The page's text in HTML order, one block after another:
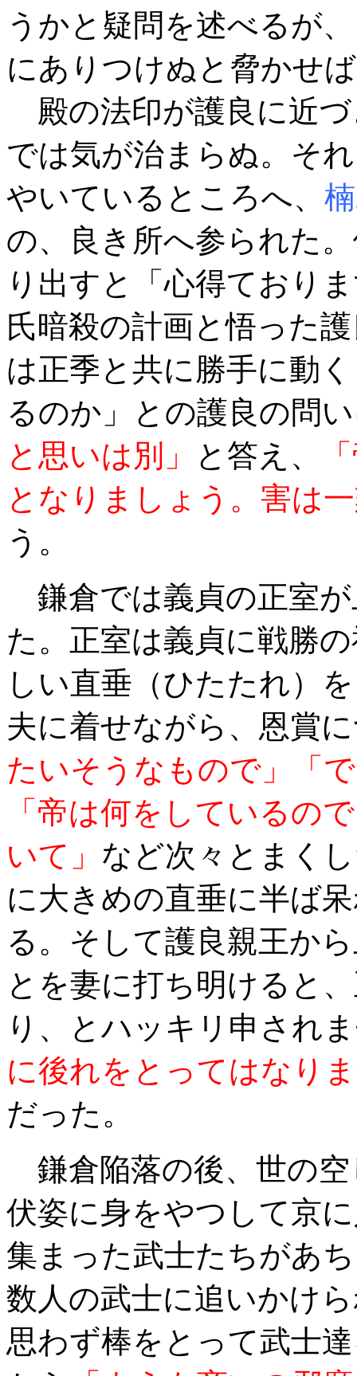
うかと疑問を述べるが、
にありつけぬと脅かせ
殿の法印が護良に近
では気が治まらぬ。そ
やいているところへ、
の、良き所へ参られた
り出すと「心得ており
氏暗殺の計画と悟った
は正季と共に勝手に動
るのか」との護良の問
と思いは別」
と答え、
となりましょう。害は
う。
鎌倉では義貞の正室
た。正室は義貞に戦勝
しい直垂（ひたたれ）
夫に着せながら、恩賞
たいそうなもので」「
「帝は何をしているの
いて」 など次々とまく
に大きめの直垂に半ば
る。そして護良親王か
とを妻に打ち明けると
り、とハッキリ申され
に後れをとってはなり
だった。
鎌倉陥落の後、世の
伏姿に身をやつして京
集まった武士たちがあ
数人の武士に追いかけ
思わず棒をとって武士